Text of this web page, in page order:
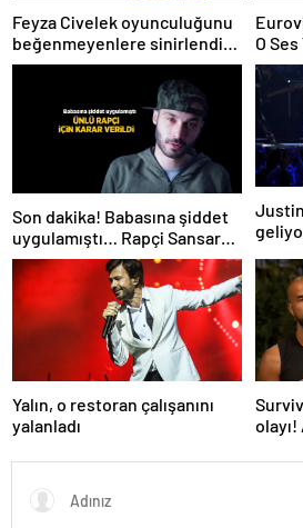
Feyza Civelek oyunculuğunu
beğenmeyenlere sinirlendi!
‘Çok biliyorsanız siz yapın’
O
aldı
Son dakika! Babasına şiddet
uygulamıştı… Rapçi Sansar
Salvo için karar verildi
Yalın, o restoran çalışanını
yalanladı
olayı!